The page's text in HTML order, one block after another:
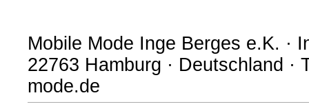
Mobile Mode Inge Berges e.K. ·
22763 Hamburg · Deutschland ·
mode.de